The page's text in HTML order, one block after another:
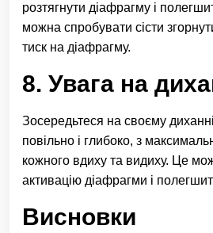
розтягнути діафрагму і
можна спробувати сісти
тиск на діафрагму.
8. Увага на
Зосередьтеся на своєму
повільно і глибоко, з
кожного вдиху та видиху. Це
активацію діафрагми і
Висновки